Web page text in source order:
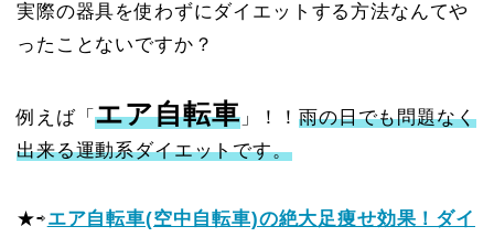
実際の器具を使わずにダイエットする方法なんてや
ったことないですか？
例えば「エア自転車」！！雨の日でも問題なく
出来る運動系ダイエットです。
★⇨エア自転車(空中自転車)の絶大足痩せ効果！ダイ